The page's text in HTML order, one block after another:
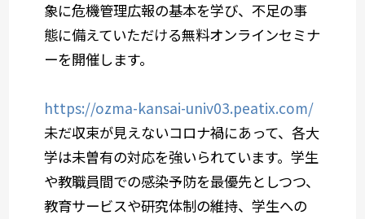
象に危機管理広報の基本を学び、不足の事
態に備えていただける無料オンラインセミナ
ーを開催します。
https://ozma-kansai-univ03.peatix.com/
未だ収束が見えないコロナ禍にあって、各大
学は未曽有の対応を強いられています。学生
や教職員間での感染予防を最優先としつつ、
教育サービスや研究体制の維持、学生への